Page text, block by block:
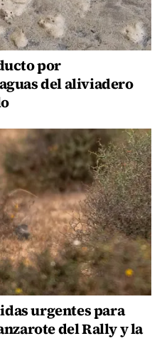
por
del aliviadero
urgentes para
del Rally y la